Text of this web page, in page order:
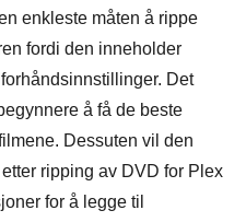
enkleste måten å rippe
fordi den inneholder
Det
å få de beste
Dessuten vil den
ripping av DVD for Plex
for å legge til